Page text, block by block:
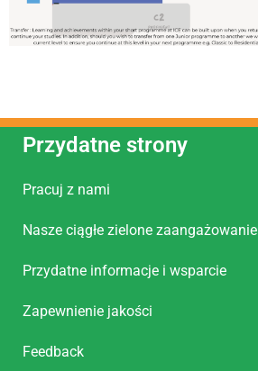
Przydatne strony
Pracuj z nami
Nasze ciągłe zielone zaangażowanie
Przydatne informacje i wsparcie
Zapewnienie jakości
Feedback